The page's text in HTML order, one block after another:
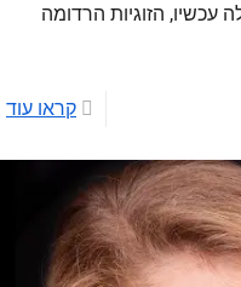
הזוגיות הרדומה
קראו עוד